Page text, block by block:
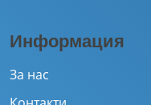
Информация
За нас